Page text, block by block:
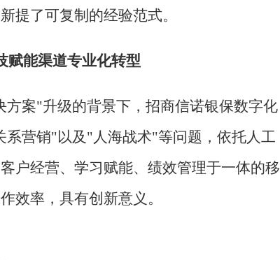
提了可复制的经验范式。
赋能渠道专业化转型
方案"升级的背景下，招商信诺银保数字化
营销"以及"人海战术"等问题，依托人工
户经营、学习赋能、绩效管理于一体的移
效率，具有创新意义。